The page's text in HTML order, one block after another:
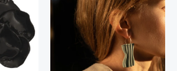
is:
85,00 €.